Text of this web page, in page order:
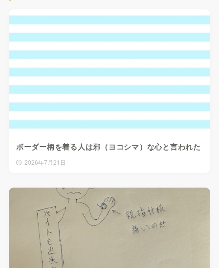
ボーダー柄を着る人は邪（ヨコシマ）な心と言われた
2026年7月21日